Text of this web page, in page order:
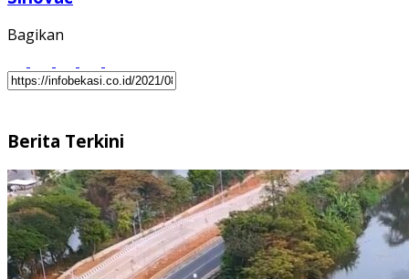
Bagikan
Berita Terkini